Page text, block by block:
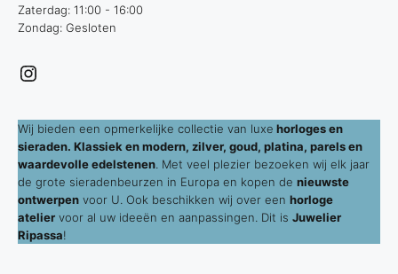
Zaterdag: 11:00 - 16:00
Zondag: Gesloten
Instagram
Wij bieden een opmerkelijke collectie van luxe horloges en
sieraden. Klassiek en modern, zilver, goud, platina, parels en
waardevolle edelstenen . Met veel plezier bezoeken wij elk jaar
de grote sieradenbeurzen in Europa en kopen de nieuwste
ontwerpen voor U. Ook beschikken wij over een horloge
atelier voor al uw ideeën en aanpassingen. Dit is Juwelier
Ripassa!